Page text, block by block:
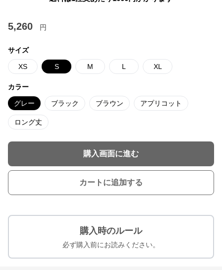
5,260 円
サイズ
XS S M L XL
カラー
グレー ブラック ブラウン アプリコット
ロング丈
購入画面に進む
カートに追加する
購入時のルール
必ず購入前にお読みください。